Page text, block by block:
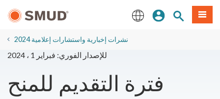
إلى
الرئيسي
تسجيل الدخول
بحث الموقع
طعام
2024 نشرات إخبارية واستشارات إعلامية
للإصدار الفوري: فبراير 1 ، 2024
فترة التقديم للمنح